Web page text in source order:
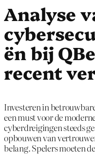
Analyse
ën bij
recent
Investeren in
een must voor de
cyberdreigingen steeds
opbouwen van
belang. Spelers moeten